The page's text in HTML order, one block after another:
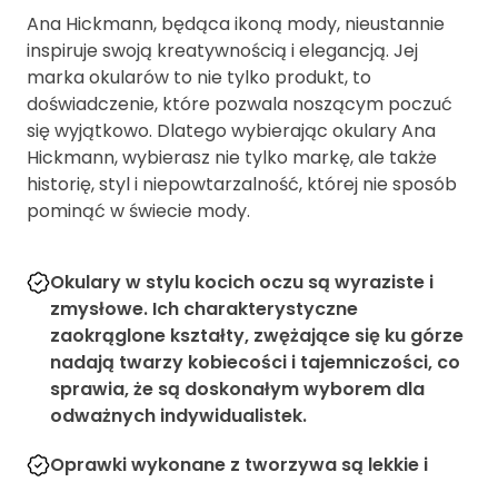
Ana Hickmann, będąca ikoną mody, nieustannie
inspiruje swoją kreatywnością i elegancją. Jej
marka okularów to nie tylko produkt, to
doświadczenie, które pozwala noszącym poczuć
się wyjątkowo. Dlatego wybierając okulary Ana
Hickmann, wybierasz nie tylko markę, ale także
historię, styl i niepowtarzalność, której nie sposób
pominąć w świecie mody.
Okulary w stylu kocich oczu są wyraziste i
zmysłowe. Ich charakterystyczne
zaokrąglone kształty, zwężające się ku górze
nadają twarzy kobiecości i tajemniczości, co
sprawia, że są doskonałym wyborem dla
odważnych indywidualistek.
Oprawki wykonane z tworzywa są lekkie i